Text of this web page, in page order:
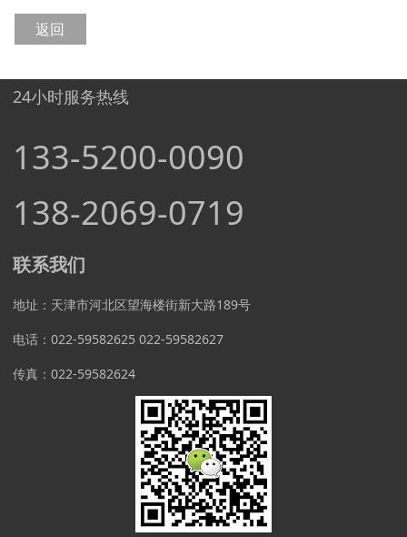
返回
24小时服务热线
133-5200-0090
138-2069-0719
联系我们
地址：天津市河北区望海楼街新大路189号
电话：022-59582625 022-59582627
传真：022-59582624